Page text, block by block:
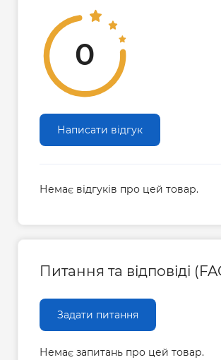
0
Написати відгук
Немає відгуків про цей товар.
Питання та відповіді
Задати питання
Немає запитань про цей товар.